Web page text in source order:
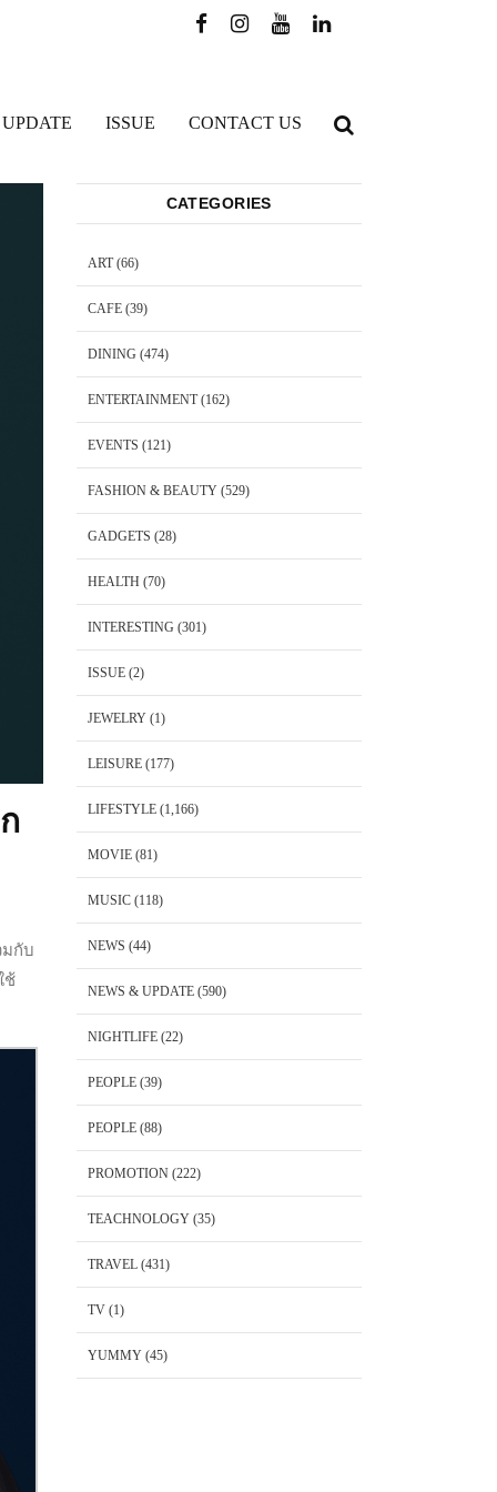
ISSUE CONTACT US
กับ
ช้
CATEGORIES
ART(66)
CAFE(39)
DINING (474)
ENTERTAINMENT(162)
EVENTS (121)
FASHION & BEAUTY(529)
GADGETS (28)
HEALTH (70)
INTERESTING (301)
ISSUE(2)
JEWELRY(1)
LEISURE(177)
LIFESTYLE(1,166)
MOVIE(81)
MUSIC(118)
NEWS (44)
NEWS & UPDATE(590)
NIGHTLIFE(22)
PEOPLE(39)
PEOPLE(88)
PROMOTION(222)
TEACHNOLOGY(35)
TRAVEL(431)
TV(1)
YUMMY(45)